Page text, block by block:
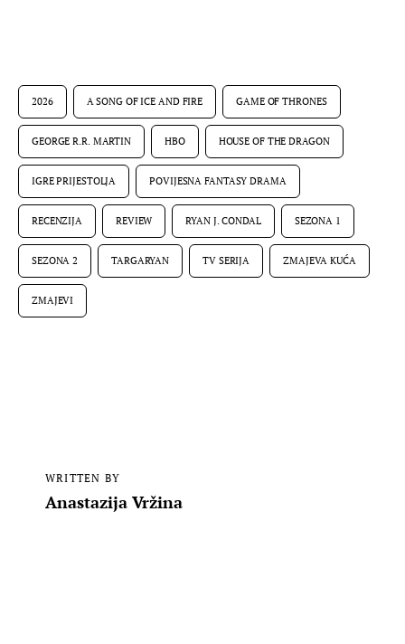
2026 A SONG OF ICE AND FIRE GAME OF THRONES
GEORGE R.R. MARTIN HBO HOUSE OF THE DRAGON
IGRE PRIJESTOLJA POVIJESNA FANTASY DRAMA
RECENZIJA REVIEW RYAN J. CONDAL SEZONA 1
SEZONA 2 TARGARYAN TV SERIJA ZMAJEVA KUĆA
ZMAJEVI
WRITTEN BY
Anastazija Vržina